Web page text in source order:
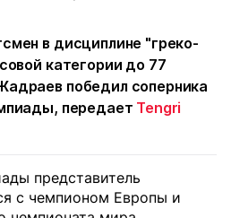
в дисциплине "греко-
категории до 77
победил соперника
передает Tengri
представитель
с чемпионом Европы и